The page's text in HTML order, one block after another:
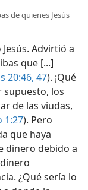
de quienes Jesús
Advirtió a
que [...]
20:46, 47). ¡Qué
supuesto, los
de las viudas,
1:27). Pero
que haya
dinero debido a
¿Qué sería lo